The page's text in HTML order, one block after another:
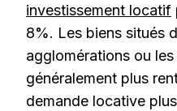
investissement locatif
8%. Les biens situés
agglomérations ou
généralement plus
demande locative